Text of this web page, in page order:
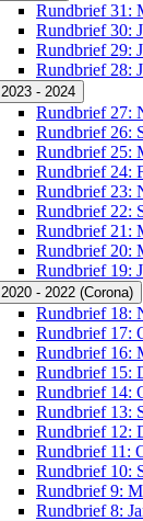
Rundbrief 31:
Rundbrief 30:
Rundbrief 29:
Rundbrief 28:
2023 - 2024
Rundbrief 27:
Rundbrief 26:
Rundbrief 25:
Rundbrief 24:
Rundbrief 23:
Rundbrief 22:
Rundbrief 21:
Rundbrief 20:
Rundbrief 19:
2020 - 2022 (Corona)
Rundbrief 18:
Rundbrief 17:
Rundbrief 16:
Rundbrief 15:
Rundbrief 14:
Rundbrief 13:
Rundbrief 12:
Rundbrief 11:
Rundbrief 10:
Rundbrief 9:
Rundbrief 8: